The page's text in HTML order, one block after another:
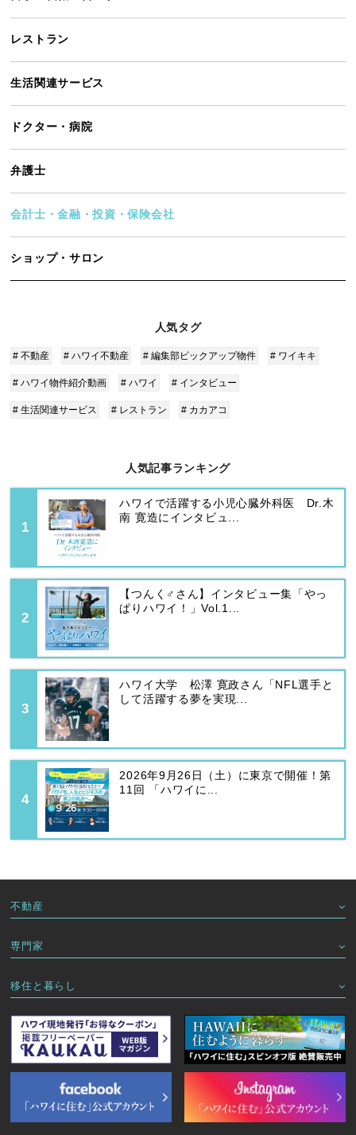
レストラン
生活関連サービス
ドクター・病院
弁護士
会計士・金融・投資・保険会社
ショップ・サロン
人気タグ
# 不動産 # ハワイ不動産 # 編集部ピックアップ物件 # ワイキキ
# ハワイ物件紹介動画 # ハワイ # インタビュー
# 生活関連サービス # レストラン # カカアコ
人気記事ランキング
ハワイで活躍する小児心臓外科医 Dr.木
南 寛造にインタビュ...
【つんく♂さん】インタビュー集「やっ
ぱりハワイ！」Vol.1...
ハワイ大学 松澤 寛政さん「NFL選手と
して活躍する夢を実現...
2026年9月26日（土）に東京で開催！第
11回 「ハワイに...
不動産
専門家
移住と暮らし